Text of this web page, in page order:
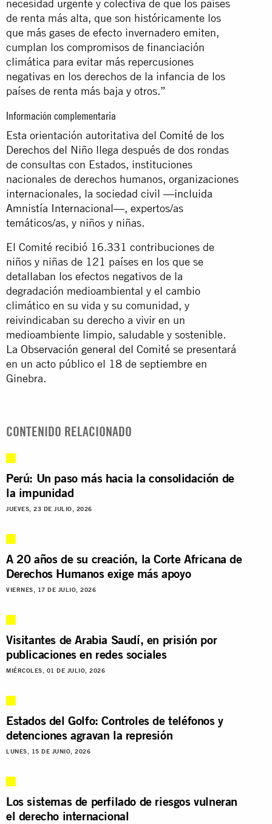
necesidad urgente y colectiva de que los países
de renta más alta, que son históricamente los
que más gases de efecto invernadero emiten,
cumplan los compromisos de financiación
climática para evitar más repercusiones
negativas en los derechos de la infancia de los
países de renta más baja y otros.”
Información complementaria
Esta orientación autoritativa del Comité de los
Derechos del Niño llega después de dos rondas
de consultas con Estados, instituciones
nacionales de derechos humanos, organizaciones
internacionales, la sociedad civil —incluida
Amnistía Internacional—, expertos/as
temáticos/as, y niños y niñas.
El Comité recibió 16.331 contribuciones de
niños y niñas de 121 países en los que se
detallaban los efectos negativos de la
degradación medioambiental y el cambio
climático en su vida y su comunidad, y
reivindicaban su derecho a vivir en un
medioambiente limpio, saludable y sostenible.
La Observación general del Comité se presentará
en un acto público el 18 de septiembre en
Ginebra.
CONTENIDO RELACIONADO
Perú: Un paso más hacia la consolidación de
la impunidad
JUEVES, 23 DE JULIO, 2026
A 20 años de su creación, la Corte Africana de
Derechos Humanos exige más apoyo
VIERNES, 17 DE JULIO, 2026
Visitantes de Arabia Saudí, en prisión por
publicaciones en redes sociales
MIÉRCOLES, 01 DE JULIO, 2026
Estados del Golfo: Controles de teléfonos y
detenciones agravan la represión
LUNES, 15 DE JUNIO, 2026
Los sistemas de perfilado de riesgos vulneran
el derecho internacional